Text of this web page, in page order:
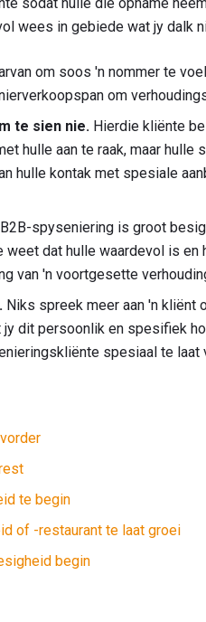
wees in gebiede wat jy dalk
om soos 'n nommer te
om
te sien nie. Hierdie kliënte
hulle aan te raak, maar hulle
hulle kontak met spesiale
B2B-spyseniering is groot
dat hulle waardevol is
van 'n voortgesette
Niks spreek meer aan 'n kliënt
dit persoonlik en spesifiek
spesiaal te laat
te begin
of -restaurant te laat groei
begin